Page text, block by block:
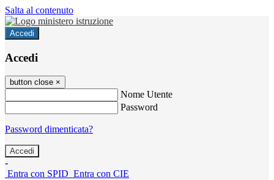
Salta al contenuto
Accedi
Accedi
button close ×
Nome Utente
Password
Password dimenticata?
-
Entra con SPID Entra con CIE